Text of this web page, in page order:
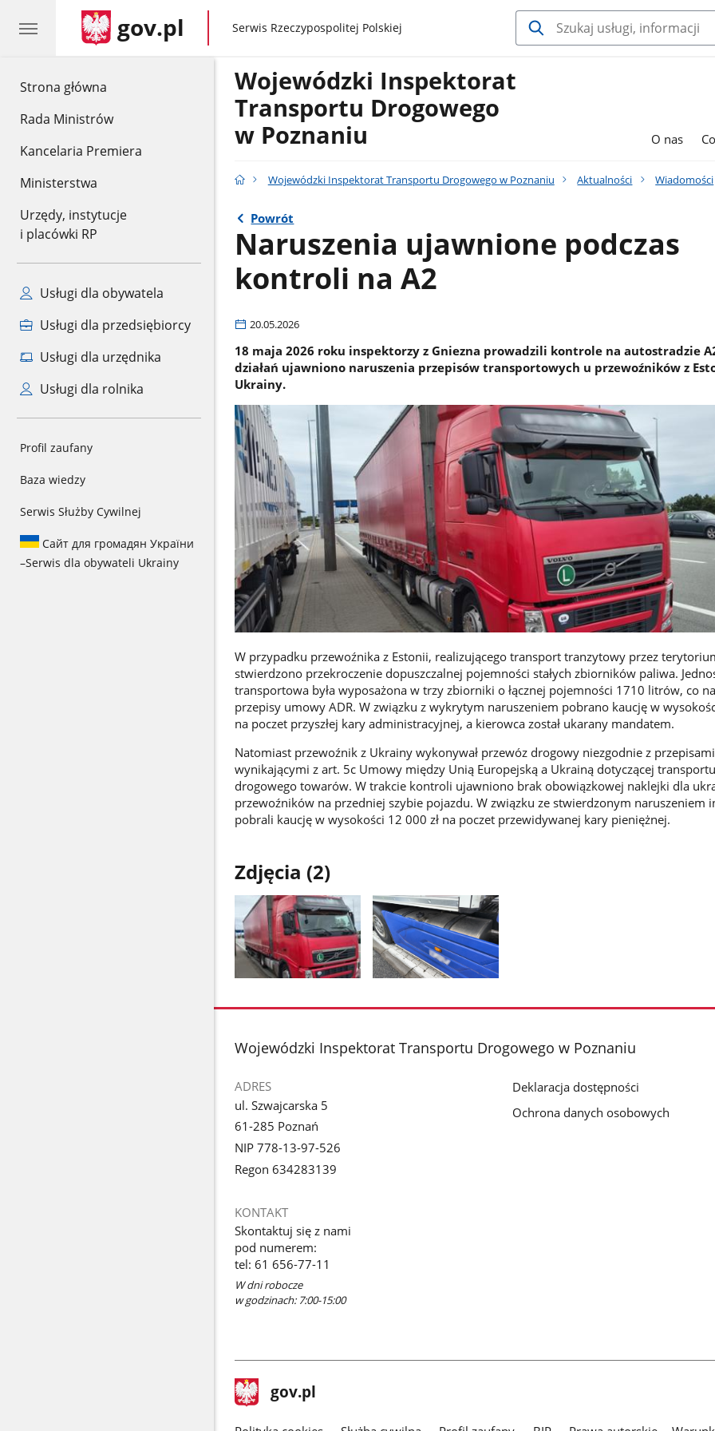
Strona główna
Rada Ministrów
Kancelaria Premiera
Ministerstwa
Urzędy, instytucje
i placówki RP
Usługi dla obywatela
Usługi dla przedsiębiorcy
Usługi dla urzędnika
Usługi dla rolnika
Profil zaufany
Baza wiedzy
Serwis Służby Cywilnej
Сайт для громадян України
–Serwis dla obywateli Ukrainy
gov.pl gov.pl
Serwis Rzeczypospolitej Polskiej
Wojewódzki Inspektorat
Transportu Drogowego
w Poznaniu
O nas
Wojewódzki Inspektorat Transportu Drogowego w Poznaniu Aktualności Wiadomości
Powrót
Naruszenia ujawnione podczas
kontroli na A2
20.05.2026
18 maja 2026 roku inspektorzy z Gniezna prowadzili kontrole na autostradzie
działań ujawniono naruszenia przepisów transportowych u przewoźników z
Ukrainy.
W przypadku przewoźnika z Estonii, realizującego transport tranzytowy przez
stwierdzono przekroczenie dopuszczalnej pojemności stałych zbiorników paliwa.
transportowa była wyposażona w trzy zbiorniki o łącznej pojemności 1710 litrów, co
przepisy umowy ADR. W związku z wykrytym naruszeniem pobrano kaucję w
na poczet przyszłej kary administracyjnej, a kierowca został ukarany mandatem.
Natomiast przewoźnik z Ukrainy wykonywał przewóz drogowy niezgodnie z przepisami
wynikającymi z art. 5c Umowy między Unią Europejską a Ukrainą dotyczącej transportu
drogowego towarów. W trakcie kontroli ujawniono brak obowiązkowej naklejki dla
przewoźników na przedniej szybie pojazdu. W związku ze stwierdzonym naruszeniem
pobrali kaucję w wysokości 12 000 zł na poczet przewidywanej kary pieniężnej.
Zdjęcia (2)
galerii.
galerii.
stopka
Wojewódzki Inspektorat Transportu Drogowego w Poznaniu
ADRES
ul. Szwajcarska 5
61-285 Poznań
NIP 778-13-97-526
Regon 634283139
KONTAKT
Skontaktuj się z nami
pod numerem:
tel: 61 656-77-11
W dni robocze
w godzinach: 7:00-15:00
Deklaracja dostępności
Ochrona danych osobowych
stopka
gov.pl Strona
gov.pl